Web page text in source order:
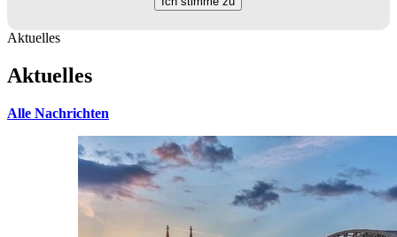
Aktuelles
Aktuelles
Alle Nachrichten